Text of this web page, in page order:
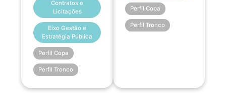
Contratos e
Licitações
Eixo Gestão e
Estratégia Pública
Perfil Copa
Perfil Tronco
Perfil Copa
Perfil Tronco